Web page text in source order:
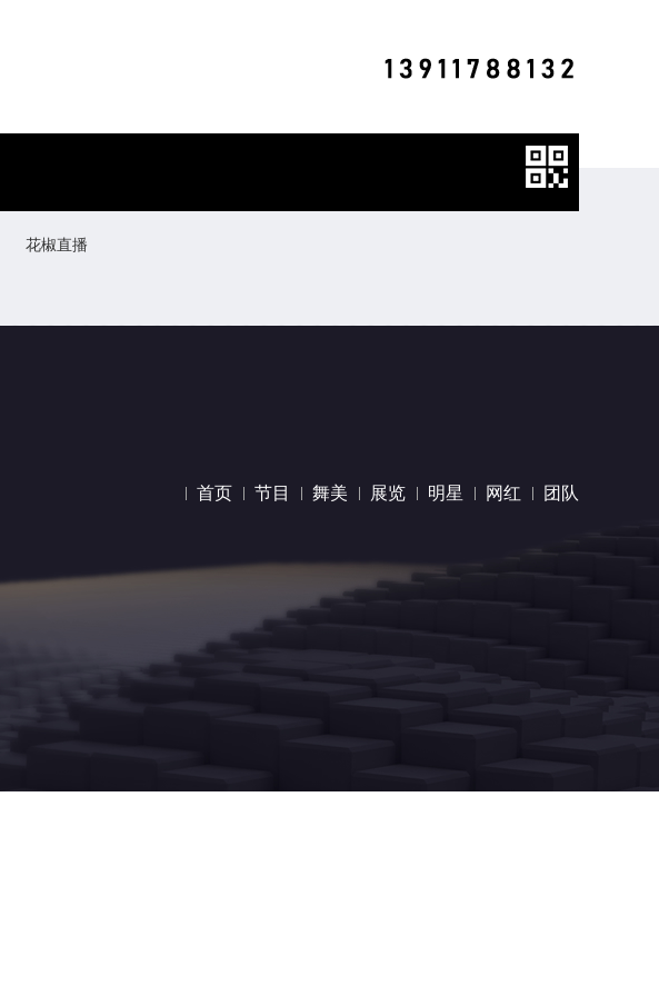
花椒直播
首页 节目 舞美 展览 明星 网红 团队